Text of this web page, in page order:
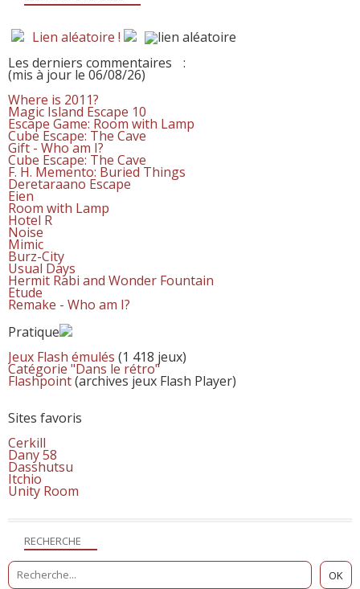
RECHERCHE
Lien aléatoire !
Les derniers commentaires
:
(mis à jour le 06/08/26)
Where is 2011?
Magic Island Escape 10
Escape Game: Room with Lamp
Cube Escape: The Cave
Gift - Who am I?
Cube Escape: The Cave
F. H. Memento: Buried Things
Deretaraano Escape
Eien
Room with Lamp
Hotel R
Noise
Mimic
Burz-City
Usual Days
Hermit Rabi and Wonder Fountain
Etude
Remake - Who am I?
Pratique
Jeux Flash émulés (1 418 jeux)
Catégorie "Dans le rétro"
Flashpoint(archives jeux Flash Player)
Sites favoris
Cerkill
Dany 58
Dasshutsu
Itchio
Unity Room